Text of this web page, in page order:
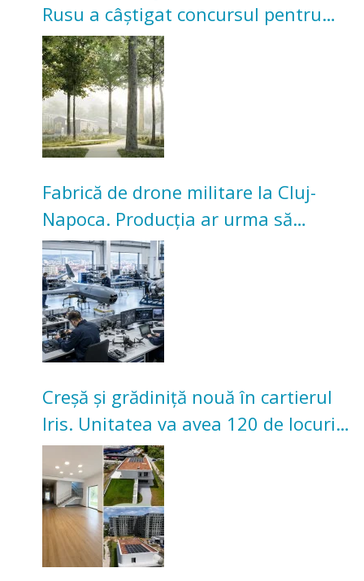
Rusu a câștigat concursul pentru
transformarea Grădinii Casei
Universitarilor
Fabrică de drone militare la Cluj-
Napoca. Producția ar urma să
înceapă în toamna acestui an
Creșă și grădiniță nouă în cartierul
Iris. Unitatea va avea 120 de locuri
pentru copii